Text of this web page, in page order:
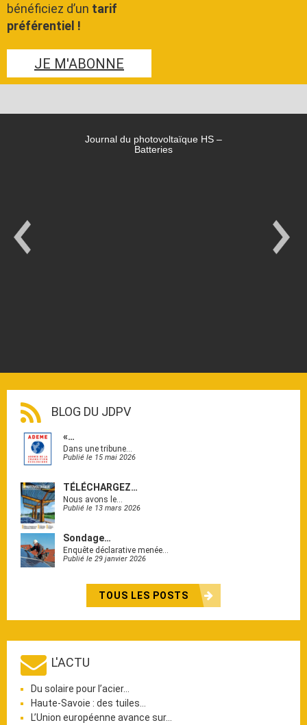
bénéficiez d’un tarif
préférentiel !
JE M'ABONNE
Journal du photovoltaïque HS –
Batteries
BLOG DU JDPV
«…
Dans une tribune…
Publié le 15 mai 2026
TÉLÉCHARGEZ…
Nous avons le…
Publié le 13 mars 2026
Sondage…
Enquête déclarative menée…
Publié le 29 janvier 2026
TOUS LES POSTS
L'ACTU
Du solaire pour l’acier…
Haute-Savoie : des tuiles…
L’Union européenne avance sur…